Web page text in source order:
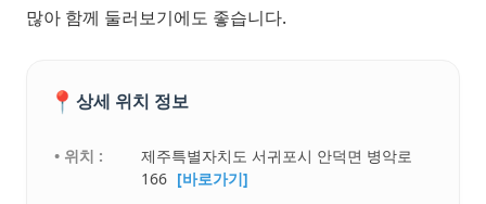
많아 함께 둘러보기에도 좋습니다.
📍 상세 위치 정보
• 위치 :
제주특별자치도 서귀포시 안덕면 병악로
166 [바로가기]